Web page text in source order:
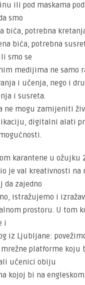
ili pod maskama
smo
bića, potrebna
bića, potrebna
smo se
medijima ne samo
i učenja, nego i
i susreta.
ne mogu zamijeniti
digitalni alati
karantene u ožujku
je val kreativnosti na
da zajedno
istražujemo i
prostoru. U tom
i
iz Ljubljane:
platforme koju
učenici obiju
kojoj bi na